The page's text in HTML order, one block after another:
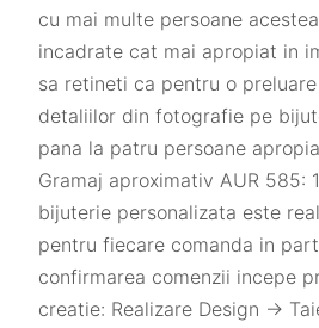
cu mai multe persoane
incadrate cat mai apropiat in
sa retineti ca pentru o
detaliilor din fotografie pe
pana la patru persoane
Gramaj aproximativ AUR 585:
bijuterie personalizata este
pentru fiecare comanda in
confirmarea comenzii incepe
creatie: Realizare Design ->